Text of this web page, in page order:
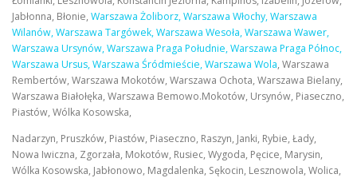
Jabłonna, Błonie, Warszawa Żoliborz, Warszawa Włochy, Warszawa
Wilanów, Warszawa Targówek, Warszawa Wesoła, Warszawa Wawer,
Warszawa Ursynów, Warszawa Praga Południe, Warszawa Praga Północ,
Warszawa Ursus, Warszawa Śródmieście, Warszawa Wola, Warszawa
Rembertów, Warszawa Mokotów, Warszawa Ochota, Warszawa Bielany,
Warszawa Białołęka, Warszawa Bemowo.Mokotów, Ursynów, Piaseczno,
Piastów, Wólka Kosowska,
Nadarzyn, Pruszków, Piastów, Piaseczno, Raszyn, Janki, Rybie, Łady,
Nowa Iwiczna, Zgorzała, Mokotów, Rusiec, Wygoda, Pęcice, Marysin,
Wólka Kosowska, Jabłonowo, Magdalenka, Sękocin, Lesznowola, Wolica,